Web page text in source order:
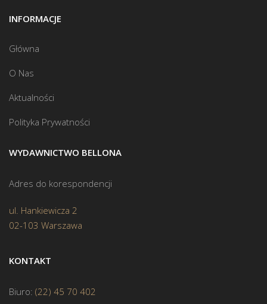
INFORMACJE
Główna
O Nas
Aktualności
Polityka Prywatności
WYDAWNICTWO BELLONA
Adres do korespondencji
ul. Hankiewicza 2
02-103 Warszawa
KONTAKT
Biuro: (22) 45 70 402